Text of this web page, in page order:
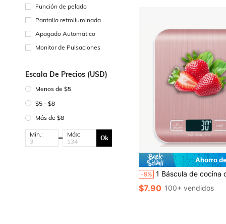
Función de pelado
Pantalla retroiluminada
Apagado Automático
Monitor de Pulsaciones
Escala De Precios (USD)
Menos de $5
$5 - $8
Más de $8
Mín.: Máx: Ok
Ahorro
-9% 1 Báscula de cocina digital de 10kg, precisión de 1g/0.1oz, de acero inoxidable, apta para
$7.90 100+ vendidos